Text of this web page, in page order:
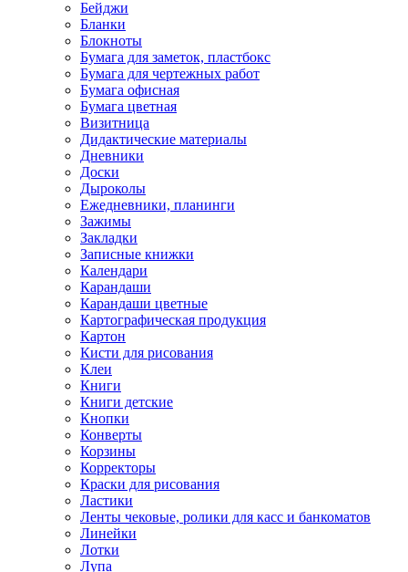
Бейджи
Бланки
Блокноты
Бумага для заметок, пластбокс
Бумага для чертежных работ
Бумага офисная
Бумага цветная
Визитница
Дидактические материалы
Дневники
Доски
Дыроколы
Ежедневники, планинги
Зажимы
Закладки
Записные книжки
Календари
Карандаши
Карандаши цветные
Картографическая продукция
Картон
Кисти для рисования
Клеи
Книги
Книги детские
Кнопки
Конверты
Корзины
Корректоры
Краски для рисования
Ластики
Ленты чековые, ролики для касс и банкоматов
Линейки
Лотки
Лупа